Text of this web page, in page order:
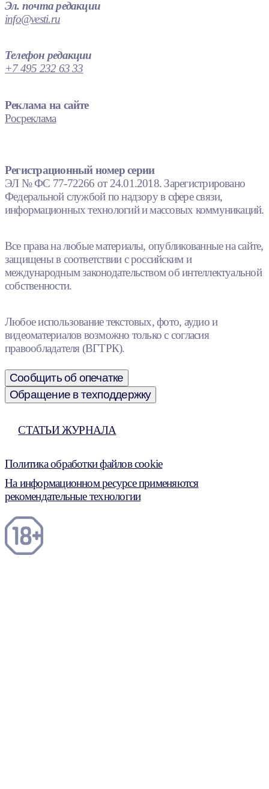
Эл. почта редакции
info@vesti.ru
Телефон редакции
+7 495 232 63 33
Реклама на сайте
Росреклама
Регистрационный номер серии
ЭЛ № ФС 77-72266 от 24.01.2018. Зарегистрировано
Федеральной службой по надзору в сфере связи,
информационных технологий и массовых коммуникаций.
Все права на любые материалы, опубликованные на сайте,
защищены в соответствии с российским и
международным законодательством об интеллектуальной
собственности.
Любое использование текстовых, фото, аудио и
видеоматериалов возможно только с согласия
правообладателя (ВГТРК).
Сообщить об опечатке
Обращение в техподдержку
СТАТЬИ ЖУРНАЛА
Политика обработки файлов cookie
На информационном ресурсе применяются
рекомендательные технологии